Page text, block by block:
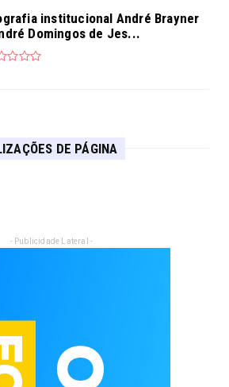
institucional André Brayner
Domingos de Jes...
DE PÁGINA
- Publicidade Lateral -